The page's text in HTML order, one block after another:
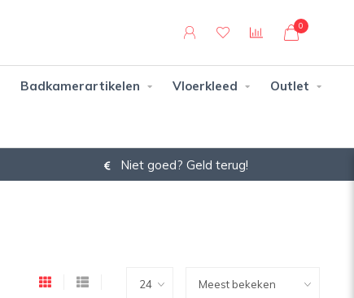
0
Badkamerartikelen Vloerkleed Outlet
Niet goed? Geld terug!